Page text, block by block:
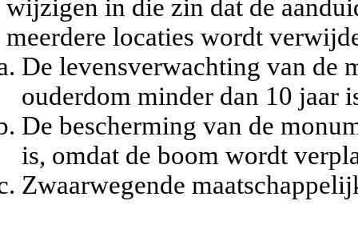
wijzigen in die zin dat de
meerdere locaties wordt
De levensverwachting van de
ouderdom minder dan 10 jaar
De bescherming van de
is, omdat de boom wordt
Zwaarwegende